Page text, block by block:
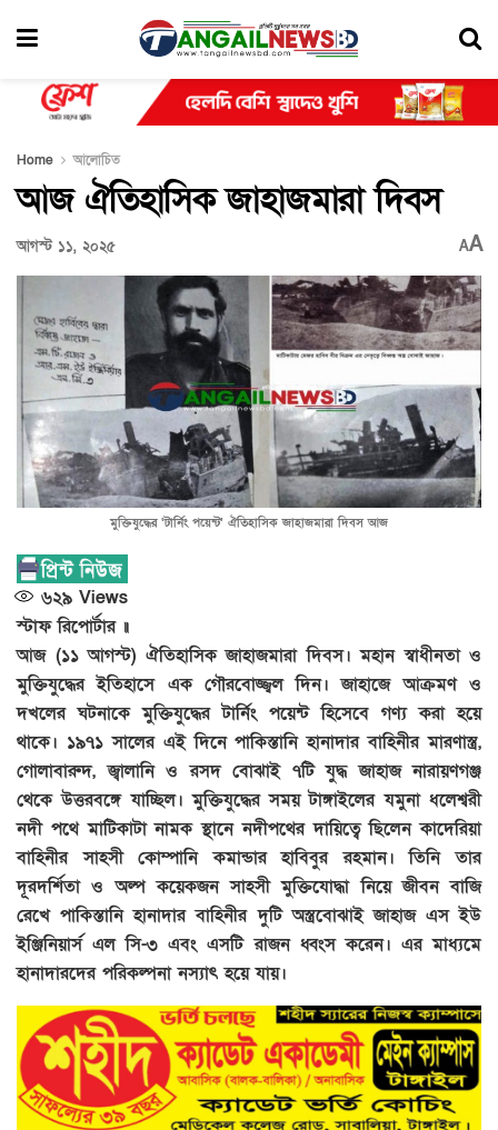
Home আলোচিত
আজ ঐতিহাসিক জাহাজমারা দিবস
আগস্ট ১১, ২০২৫ AA
মুক্তিযুদ্ধের ‘টার্নিং পয়েন্ট’ ঐতিহাসিক জাহাজমারা দিবস আজ
৬২৯ Views
স্টাফ রিপোর্টার ॥
আজ (১১ আগস্ট) ঐতিহাসিক জাহাজমারা দিবস। মহান স্বাধীনতা ও
মুক্তিযুদ্ধের ইতিহাসে এক গৌরবোজ্জ্বল দিন। জাহাজে আক্রমণ ও
দখলের ঘটনাকে মুক্তিযুদ্ধের টার্নিং পয়েন্ট হিসেবে গণ্য করা হয়ে
থাকে। ১৯৭১ সালের এই দিনে পাকিস্তানি হানাদার বাহিনীর মারণাস্ত্র,
গোলাবারুদ, জ্বালানি ও রসদ বোঝাই ৭টি যুদ্ধ জাহাজ নারায়ণগঞ্জ
থেকে উত্তরবঙ্গে যাচ্ছিল। মুক্তিযুদ্ধের সময় টাঙ্গাইলের যমুনা ধলেশ্বরী
নদী পথে মাটিকাটা নামক স্থানে নদীপথের দায়িত্বে ছিলেন কাদেরিয়া
বাহিনীর সাহসী কোম্পানি কমান্ডার হাবিবুর রহমান। তিনি তার
দূরদর্শিতা ও অল্প কয়েকজন সাহসী মুক্তিযোদ্ধা নিয়ে জীবন বাজি
রেখে পাকিস্তানি হানাদার বাহিনীর দুটি অস্ত্রবোঝাই জাহাজ এস ইউ
ইঞ্জিনিয়ার্স এল সি-৩ এবং এসটি রাজন ধ্বংস করেন। এর মাধ্যমে
হানাদারদের পরিকল্পনা নস্যাৎ হয়ে যায়।